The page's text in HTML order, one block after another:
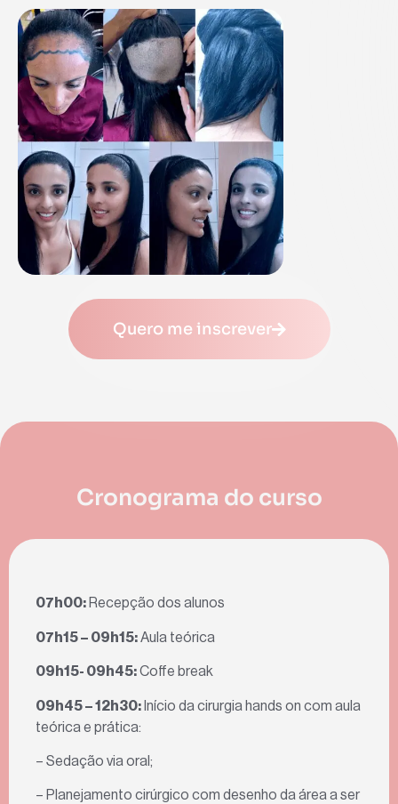
Quero me inscrever
Cronograma do curso
07h00: Recepção dos alunos
07h15 – 09h15:Aula teórica
09h15- 09h45:Coffe break
09h45 – 12h30: Início da cirurgia hands on com aula
teórica e prática:
– Sedação via oral;
– Planejamento cirúrgico com desenho da área a ser